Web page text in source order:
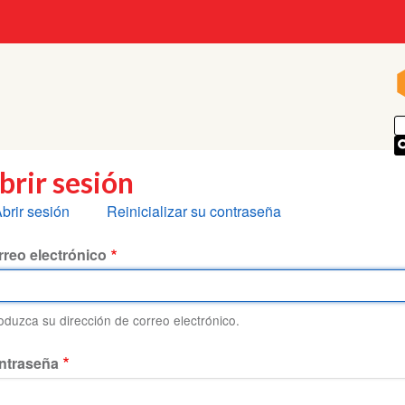
sesión
sesión Reinicializar su contraseña
electrónico
su dirección de correo electrónico.